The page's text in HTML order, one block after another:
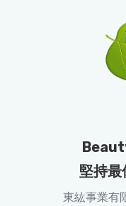
堅持最
東紘事業有